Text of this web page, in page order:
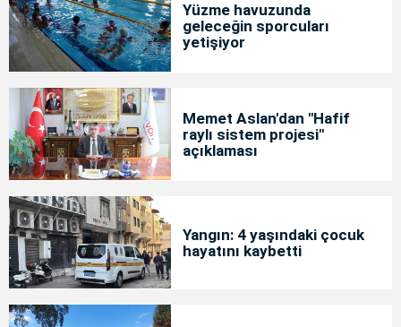
Yüzme havuzunda
geleceğin sporcuları
yetişiyor
Memet Aslan'dan "Hafif
raylı sistem projesi"
açıklaması
Yangın: 4 yaşındaki çocuk
hayatını kaybetti